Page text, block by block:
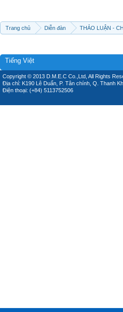
Trang chủ Diễn đàn THẢO LUẬN -
Tiếng Việt
Copyright © 2013 D.M.E.C Co.,Ltd, All Rights
Địa chỉ: K190 Lê Duẩn, P. Tân chính, Q. Thanh
Điện thoại: (+84) 5113752506